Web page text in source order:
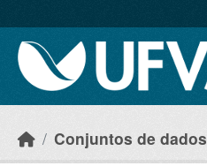
Conjuntos de dados